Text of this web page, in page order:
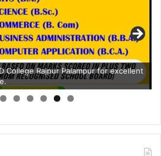
College Rajpur Palampur for excellent